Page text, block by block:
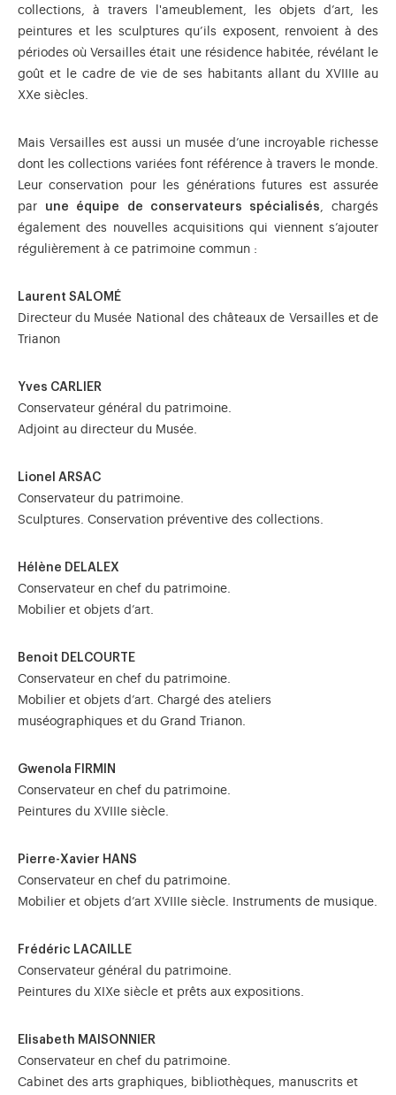
collections, à travers l'ameublement, les objets d’art, les
peintures et les sculptures qu’ils exposent, renvoient à des
périodes où Versailles était une résidence habitée, révélant le
goût et le cadre de vie de ses habitants allant du XVIIIe au
XXe siècles.
Mais Versailles est aussi un musée d’une incroyable richesse
dont les collections variées font référence à travers le monde.
Leur conservation pour les générations futures est assurée
par une équipe de conservateurs spécialisés, chargés
également des nouvelles acquisitions qui viennent s’ajouter
régulièrement à ce patrimoine commun :
Laurent SALOMÉ
Directeur du Musée National des châteaux de Versailles et de
Trianon
Yves CARLIER
Conservateur général du patrimoine.
Adjoint au directeur du Musée.
Lionel ARSAC
Conservateur du patrimoine.
Sculptures. Conservation préventive des collections.
Hélène DELALEX
Conservateur en chef du patrimoine.
Mobilier et objets d’art.
Benoit DELCOURTE
Conservateur en chef du patrimoine.
Mobilier et objets d’art. Chargé des ateliers
muséographiques et du Grand Trianon.
Gwenola FIRMIN
Conservateur en chef du patrimoine.
Peintures du XVIIIe siècle.
Pierre-Xavier HANS
Conservateur en chef du patrimoine.
Mobilier et objets d’art XVIIIe siècle. Instruments de musique.
Frédéric LACAILLE
Conservateur général du patrimoine.
Peintures du XIXe siècle et prêts aux expositions.
Elisabeth MAISONNIER
Conservateur en chef du patrimoine.
Cabinet des arts graphiques, bibliothèques, manuscrits et